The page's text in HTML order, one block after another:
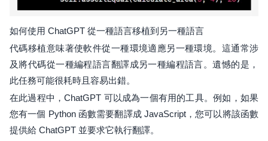
如何使用 ChatGPT 從一種語言移植到另一種語言
代碼移植意味著使軟件從一種環境適應另一種環境。這通常涉
及將代碼從一種編程語言翻譯成另一種編程語言。遺憾的是，
此任務可能很耗時且容易出錯。
在此過程中，ChatGPT 可以成為一個有用的工具。例如，如果
您有一個 Python 函數需要翻譯成 JavaScript，您可以將該函數
提供給 ChatGPT 並要求它執行翻譯。